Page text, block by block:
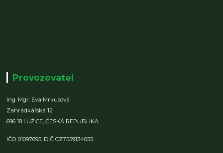
Provozovatel
Ing. Mgr. Eva Mrkusová
Zahrádkářská 12
696 18 LUŽICE,ČESKÁ REPUBLIKA
IČO 01097695, DIČ CZ7559134055